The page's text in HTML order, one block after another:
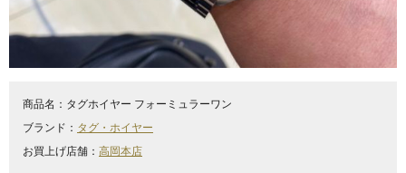
商品名： タグホイヤー フォーミュラーワン
ブランド： タグ・ホイヤー
お買上げ店舗： 高岡本店